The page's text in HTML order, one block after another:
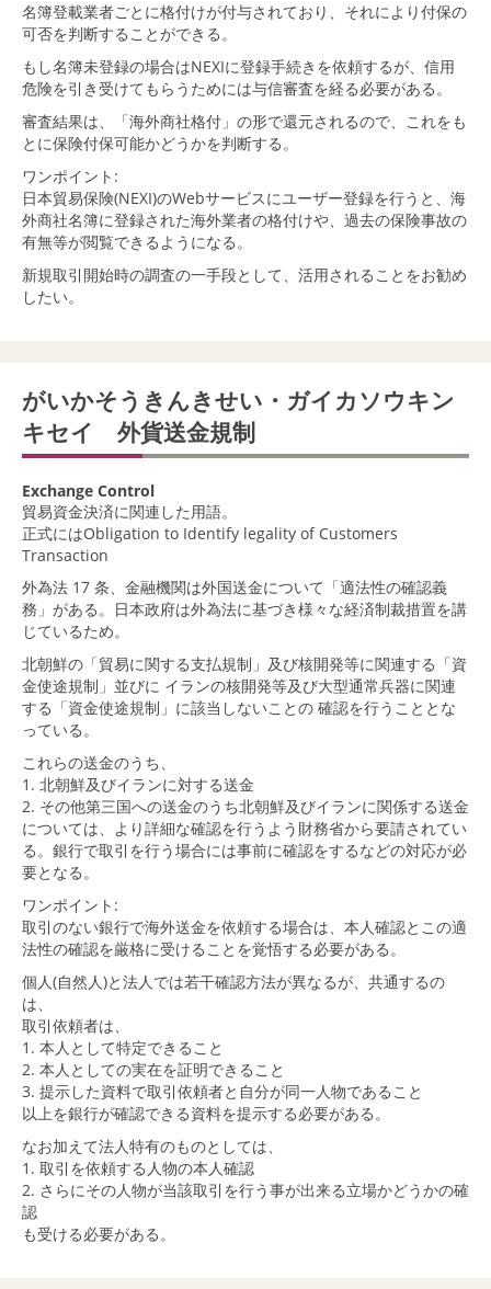
名簿登載業者ごとに格付けが付与されており、それにより付保の
可否を判断することができる。
もし名簿未登録の場合はNEXIに登録手続きを依頼するが、信用
危険を引き受けてもらうためには与信審査を経る必要がある。
審査結果は、「海外商社格付」の形で還元されるので、これをも
とに保険付保可能かどうかを判断する。
ワンポイント:
日本貿易保険(NEXI)のWebサービスにユーザー登録を行うと、海
外商社名簿に登録された海外業者の格付けや、過去の保険事故の
有無等が閲覧できるようになる。
新規取引開始時の調査の一手段として、活用されることをお勧め
したい。
がいかそうきんきせい・ガイカソウキン
キセイ 外貨送金規制
Exchange Control
貿易資金決済に関連した用語。
正式にはObligation to Identify legality of Customers
Transaction
外為法 17 条、金融機関は外国送金について「適法性の確認義
務」がある。日本政府は外為法に基づき様々な経済制裁措置を講
じているため。
北朝鮮の「貿易に関する支払規制」及び核開発等に関連する「資
金使途規制」並びに イランの核開発等及び大型通常兵器に関連
する「資金使途規制」に該当しないことの 確認を行うこととな
っている。
これらの送金のうち、
1. 北朝鮮及びイランに対する送金
2. その他第三国への送金のうち北朝鮮及びイランに関係する送金
については、より詳細な確認を行うよう財務省から要請されてい
る。銀行で取引を行う場合には事前に確認をするなどの対応が必
要となる。
ワンポイント:
取引のない銀行で海外送金を依頼する場合は、本人確認とこの適
法性の確認を厳格に受けることを覚悟する必要がある。
個人(自然人)と法人では若干確認方法が異なるが、共通するの
は、
取引依頼者は、
1. 本人として特定できること
2. 本人としての実在を証明できること
3. 提示した資料で取引依頼者と自分が同一人物であること
以上を銀行が確認できる資料を提示する必要がある。
なお加えて法人特有のものとしては、
1. 取引を依頼する人物の本人確認
2. さらにその人物が当該取引を行う事が出来る立場かどうかの確
認
も受ける必要がある。